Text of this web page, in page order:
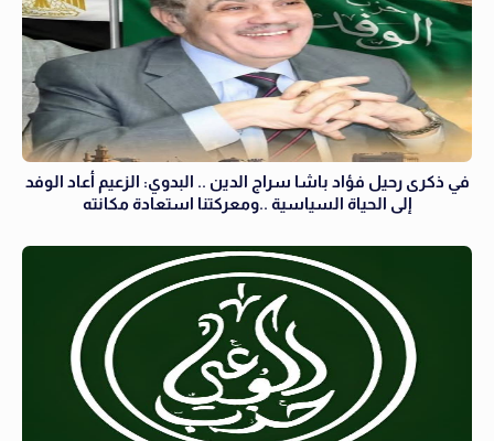
في ذكرى رحيل فؤاد باشا سراج الدين .. البدوي: الزعيم أعاد الوفد
إلى الحياة السياسية ..ومعركتنا استعادة مكانته